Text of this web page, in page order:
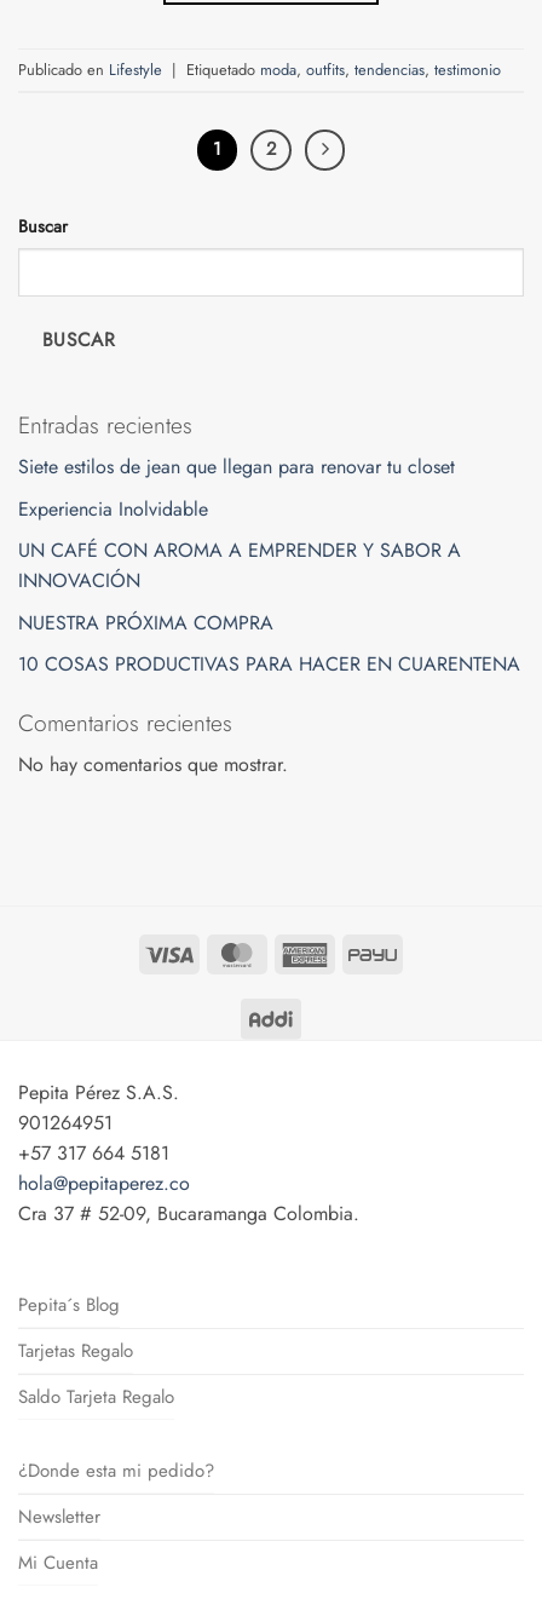
Publicado en Lifestyle | Etiquetado moda, outfits, tendencias, testimonio
1 2
Buscar
BUSCAR
Entradas recientes
Siete estilos de jean que llegan para renovar tu closet
Experiencia Inolvidable
UN CAFÉ CON AROMA A EMPRENDER Y SABOR A
INNOVACIÓN
NUESTRA PRÓXIMA COMPRA
10 COSAS PRODUCTIVAS PARA HACER EN CUARENTENA
Comentarios recientes
No hay comentarios que mostrar.
Visa MasterCardAmericanPayU
Pepita Pérez S.A.S.
901264951
+57 317 664 5181
hola@pepitaperez.co
Cra 37 # 52-09, Bucaramanga Colombia.
Pepita´s Blog
Tarjetas Regalo
Saldo Tarjeta Regalo
¿Donde esta mi pedido?
Newsletter
Mi Cuenta